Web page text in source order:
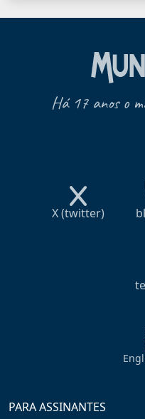
Há 17 anos o
X (twitter)
PARA ASSINANTES